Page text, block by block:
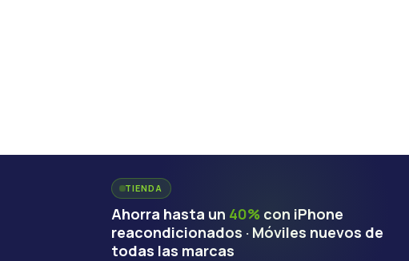
TIENDA
Ahorra hasta un 40% con iPhone
reacondicionados · Móviles nuevos de
todas las marcas